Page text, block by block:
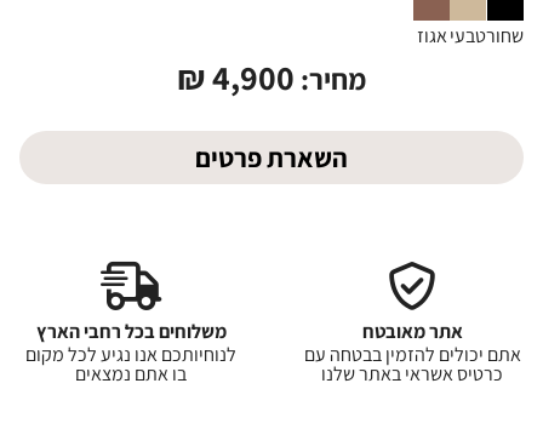
שחורטבעיאגוז
מחיר: 4,900
₪
השארת פרטים
אתר מאובטח
אתם יכולים להזמין בבטחה עם
כרטיס אשראי באתר שלנו
משלוחים בכל רחבי הארץ
לנוחיותכם אנו נגיע לכל מקום
בו אתם נמצאים